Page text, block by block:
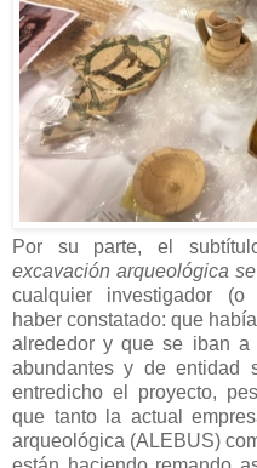
Por su parte, el
excavación arqueológica
cualquier investigador (o
haber constatado: que
alrededor y que se iban a
abundantes y de entidad
entredicho el proyecto,
que tanto la actual
arqueológica (ALEBUS)